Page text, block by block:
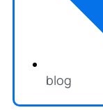
blog